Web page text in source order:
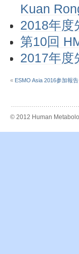
Kuan
2018年度
第10回
2017年度
« ESMO Asia 2016参加報
© 2012 Human